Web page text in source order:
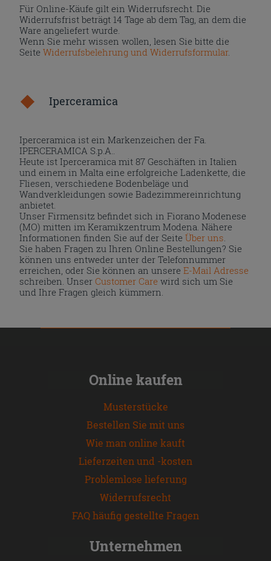
Für Online-Käufe gilt ein Widerrufsrecht. Die
Widerrufsfrist beträgt 14 Tage ab dem Tag, an dem die
Ware angeliefert wurde.
Wenn Sie mehr wissen wollen, lesen Sie bitte die
SeiteWiderrufsbelehrung und Widerrufsformular.
Iperceramica
Iperceramica ist ein Markenzeichen der Fa.
IPERCERAMICA S.p.A..
Heute ist Iperceramica mit 87 Geschäften in Italien
und einem in Malta eine erfolgreiche Ladenkette, die
Fliesen, verschiedene Bodenbeläge und
Wandverkleidungen sowie Badezimmereinrichtung
anbietet.
Unser Firmensitz befindet sich in Fiorano Modenese
(MO) mitten im Keramikzentrum Modena. Nähere
Informationen finden Sie auf der Seite Über uns
Sie haben Fragen zu Ihren Online Bestellungen? Sie
können uns entweder unter der Telefonnummer
erreichen, oder Sie können an unsereE-Mail Adresse
schreiben. UnserCustomer Care wird sich um Sie
und Ihre Fragen gleich kümmern.
Online kaufen
Musterstücke
Bestellen Sie mit uns
Wie man online kauft
Lieferzeiten und -kosten
Problemlose lieferung
Widerrufsrecht
FAQ häufig gestellte Fragen
Unternehmen